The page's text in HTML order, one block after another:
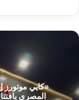
كما تناقش المحافظ
الاتفاق على مساهمة
لما سيتم حصره من
مقالات ذات صلة
«كايي موتورز
المصري